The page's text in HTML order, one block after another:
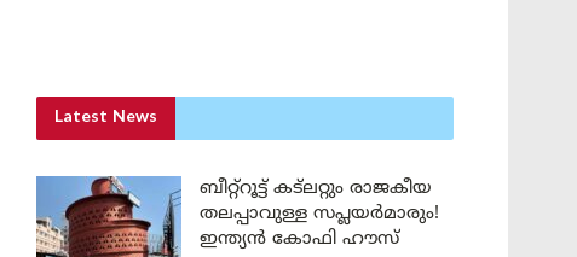
Latest News
ബീറ്റ്‌റൂട്ട് കട്‌ലറ്റും രാജകീയ
തലപ്പാവുള്ള സപ്ലയർമാരും!
ഇന്ത്യൻ കോഫി ഹൗസ്